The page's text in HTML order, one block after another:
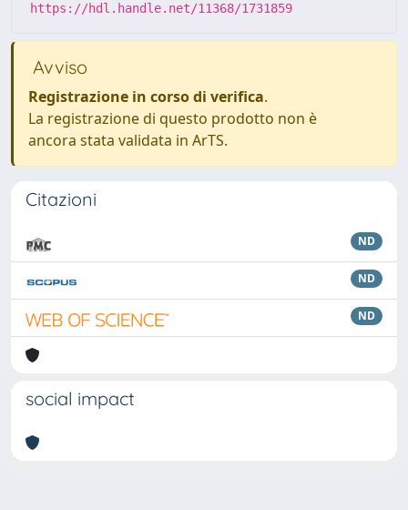
https://hdl.handle.net/11368/1731859
Avviso
Registrazione in corso di verifica.
La registrazione di questo prodotto non è
ancora stata validata in ArTS.
Citazioni
ND
ND
ND
social impact